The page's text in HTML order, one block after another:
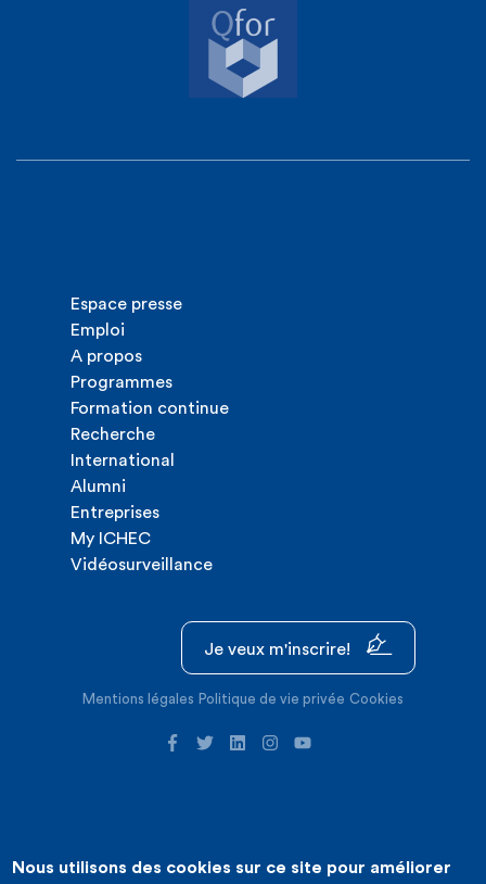
Espace presse
Emploi
A propos
Programmes
Formation continue
Recherche
International
Alumni
Entreprises
My ICHEC
Vidéosurveillance
Je veux m'inscrire!
Mentions légales Politique de vie privée Cookies
©2026 ICHEC |Création de site internet : Expansion
Nous utilisons des cookies sur ce site pour améliorer